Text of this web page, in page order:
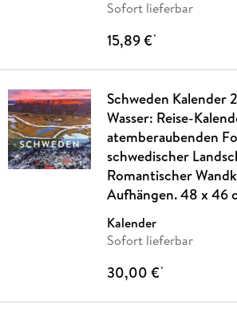
Sofort lieferbar
15,89 €*
Schweden Kalender
Wasser: Reise-
atemberaubenden
schwedischer
Romantischer
Aufhängen. 48 x 46
Kalender
Sofort lieferbar
30,00 €*